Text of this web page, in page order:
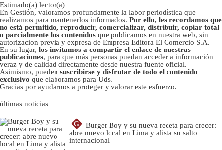
Estimado(a) lector(a)
En Gestión, valoramos profundamente la labor periodística que
realizamos para mantenerlos informados. Por ello, les recordamos que
no está permitido, reproducir, comercializar, distribuir, copiar total
o parcialmente los contenidos que publicamos en nuestra web, sin
autorizacion previa y expresa de Empresa Editora El Comercio S.A.
En su lugar, los invitamos a compartir el enlace de nuestras
publicaciones, para que más personas puedan acceder a información
veraz y de calidad directamente desde nuestra fuente oficial.
Asimismo, pueden suscribirse y disfrutar de todo el contenido
exclusivo que elaboramos para Uds.
Gracias por ayudarnos a proteger y valorar este esfuerzo.
últimas noticias
G
Burger Boy y su nueva receta para crecer:
abre nuevo local en Lima y alista su salto
internacional